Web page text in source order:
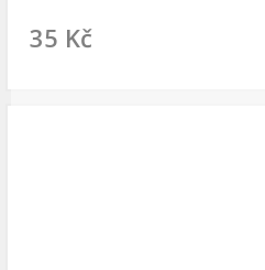
35 Kč